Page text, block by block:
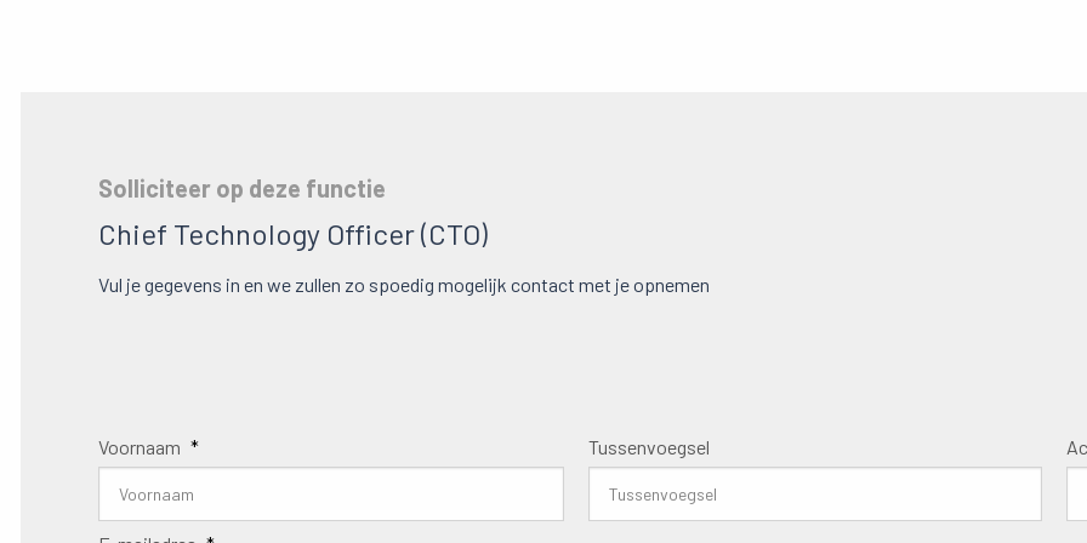
Solliciteer op deze functie
Chief Technology Officer (CTO)
Vul je gegevens in en we zullen zo spoedig mogelijk contact met je opnemen
Voornaam * Tussenvoegsel